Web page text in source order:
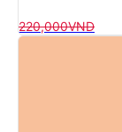
220,000VND